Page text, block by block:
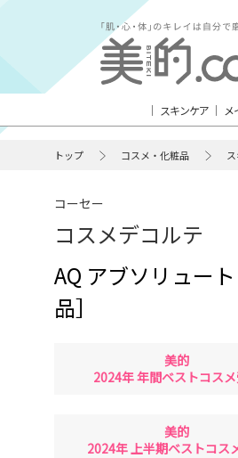
スキンケア メ
トップ コスメ・化粧品
コーセー
コスメデコルテ
AQ アブソリュー
品］
美的
2024年 年間ベストコス
美的
2024年 上半期ベストコス